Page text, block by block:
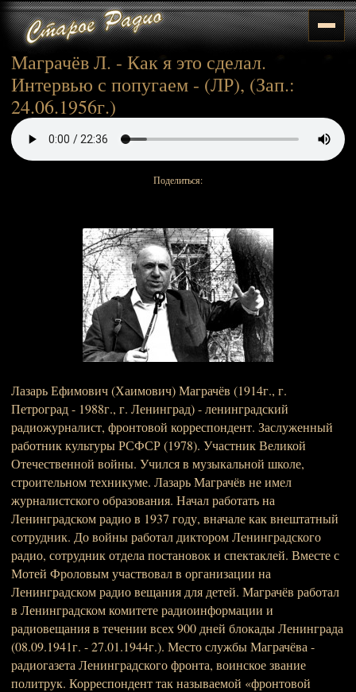
Маграчёв Л. - Как я это сделал.
Интервью с попугаем - (ЛР), (Зап.:
24.06.1956г.)
Поделиться:
Лазарь Ефимович (Хаимович) Маграчёв (1914г., г.
Петроград - 1988г., г. Ленинград) - ленинградский
радиожурналист, фронтовой корреспондент. Заслуженный
работник культуры РСФСР (1978). Участник Великой
Отечественной войны. Учился в музыкальной школе,
строительном техникуме. Лазарь Маграчёв не имел
журналистского образования. Начал работать на
Ленинградском радио в 1937 году, вначале как внештатный
сотрудник. До войны работал диктором Ленинградского
радио, сотрудник отдела постановок и спектаклей. Вместе с
Мотей Фроловым участвовал в организации на
Ленинградском радио вещания для детей. Маграчёв работал
в Ленинградском комитете радиоинформации и
радиовещания в течении всех 900 дней блокады Ленинграда
(08.09.1941г. - 27.01.1944г.). Место службы Маграчёва -
радиогазета Ленинградского фронта, воинское звание
политрук. Корреспондент так называемой «фронтовой